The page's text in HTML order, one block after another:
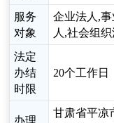
服务
对象
企业法人,
人,社会组织
法定
办结
时限
20个工作日
甘肃省平凉